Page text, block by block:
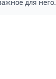
для него.